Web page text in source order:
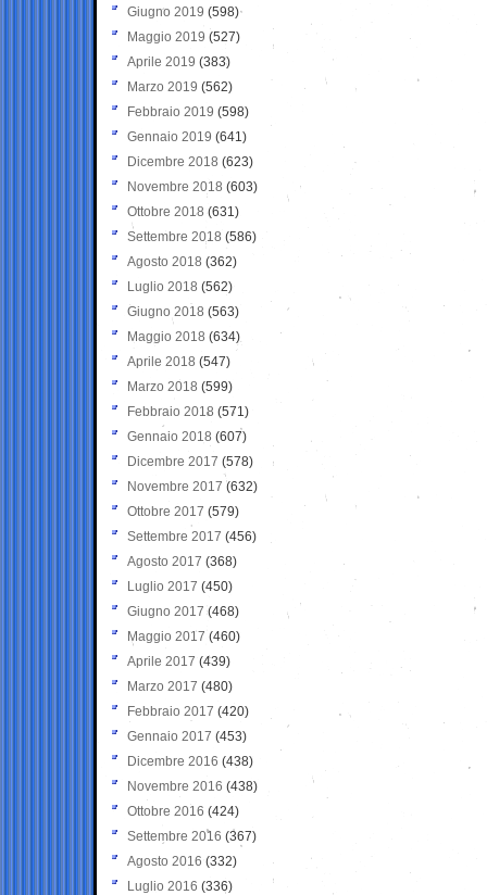
Giugno 2019 (598)
Maggio 2019 (527)
Aprile 2019 (383)
Marzo 2019 (562)
Febbraio 2019 (598)
Gennaio 2019 (641)
Dicembre 2018 (623)
Novembre 2018 (603)
Ottobre 2018 (631)
Settembre 2018 (586)
Agosto 2018 (362)
Luglio 2018 (562)
Giugno 2018 (563)
Maggio 2018 (634)
Aprile 2018 (547)
Marzo 2018 (599)
Febbraio 2018 (571)
Gennaio 2018 (607)
Dicembre 2017 (578)
Novembre 2017 (632)
Ottobre 2017 (579)
Settembre 2017 (456)
Agosto 2017 (368)
Luglio 2017 (450)
Giugno 2017 (468)
Maggio 2017 (460)
Aprile 2017 (439)
Marzo 2017 (480)
Febbraio 2017 (420)
Gennaio 2017 (453)
Dicembre 2016 (438)
Novembre 2016 (438)
Ottobre 2016 (424)
Settembre 2016 (367)
Agosto 2016 (332)
Luglio 2016 (336)